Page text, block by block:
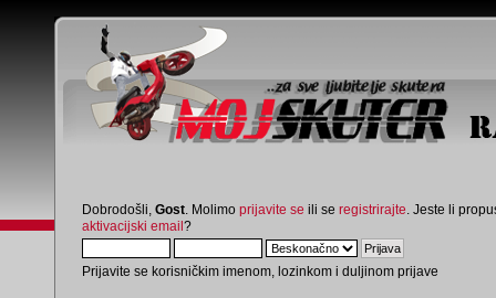
Dobrodošli, Gost . Molimo prijavite se ili se registrirajte . Jeste li
aktivacijski email?
Prijavite se korisničkim imenom, lozinkom i duljinom prijave